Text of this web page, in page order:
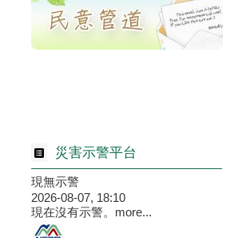
災害示警平台
現無示警
2026-08-07, 18:10
現在沒有示警。 more...